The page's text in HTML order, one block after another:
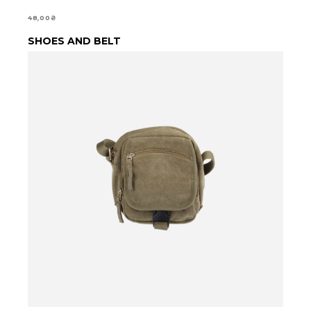
48,00₴
ДОДАТИ В КОШИК
SHOES AND BELT